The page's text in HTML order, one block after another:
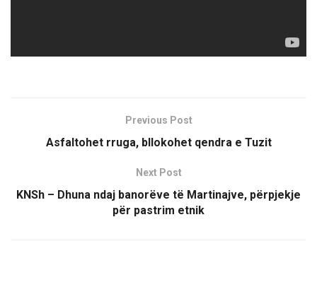
Previous Post
Asfaltohet rruga, bllokohet qendra e Tuzit
Next Post
KNSh – Dhuna ndaj banorëve të Martinajve, përpjekje
për pastrim etnik